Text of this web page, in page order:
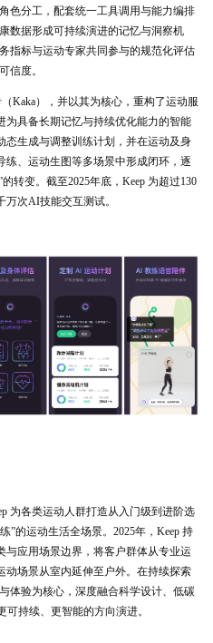
色分工，配套统一工具调用与能力编排
数据形成可持续演进的记忆与洞察机
指标与运动专家共同参与的规范化评估
信度。
Kaka），并以其为核心，重构了运动服
为具备长期记忆与持续优化能力的智能
态生成与调整训练计划，并在运动及身
、运动生图等多场景中形成闭环，逐
转变。截至2025年底，Keep 为超过130
次AI技能交互测试。
为各类运动人群打造从入门级到进阶选
”的运动生活全场景。2025年，Keep 持
应用场景边界，将客户群体从专业运
动场景从室内延伸至户外。在持续探索
体验为核心，深度融合科学设计、低碳
持续、更智能的方向演进。